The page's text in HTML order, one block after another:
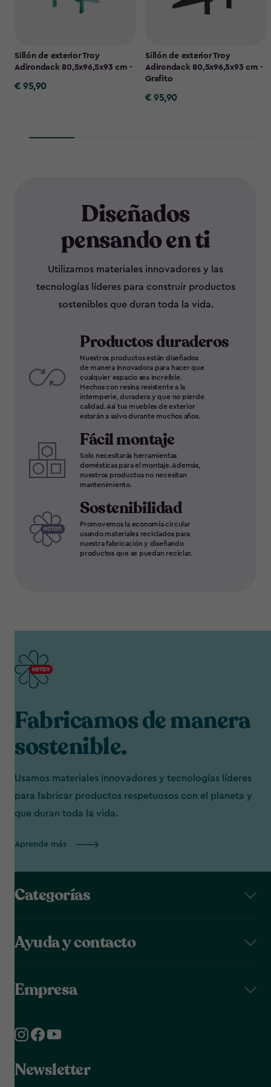
Sillón de exterior Troy
Adirondack 80,5x96,5x93 cm -
€
€ 95,90
Sillón de exterior Troy
Adirondack 80,5x96,5x93 cm -
Grafito
€
€ 95,90
Diseñados
pensando en ti
Utilizamos materiales innovadores y las
tecnologías líderes para construir productos
sostenibles que duran toda la vida.
Productos duraderos
Nuestros productos están diseñados
de manera innovadora para hacer que
cualquier espacio sea increíble.
Hechos con resina resistente a la
intemperie, duradera y que no pierde
calidad. Así tus muebles de exterior
estarán a salvo durante muchos años.
Fácil montaje
Solo necesitarás herramientas
domésticas para el montaje. Además,
nuestros productos no necesitan
mantenimiento.
Sostenibilidad
Promovemos la economía circular
usando materiales reciclados para
nuestra fabricación y diseñando
productos que se puedan reciclar.
Fabricamos de manera
sostenible.
Usamos materiales innovadores y tecnologías líderes
para fabricar productos respetuosos con el planeta y
que duran toda la vida.
Aprende más
Categorías
Ayuda y contacto
Empresa
Newsletter